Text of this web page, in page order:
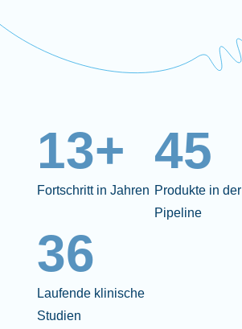
13+
Fortschritt in Jahren
45
Produkte in der
Pipeline
36
Laufende klinische
Studien